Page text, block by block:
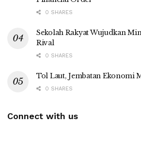
0 SHARES
Sekolah Rakyat Wujudkan
Rival
0 SHARES
Tol Laut, Jembatan Ekonomi
0 SHARES
Connect with us